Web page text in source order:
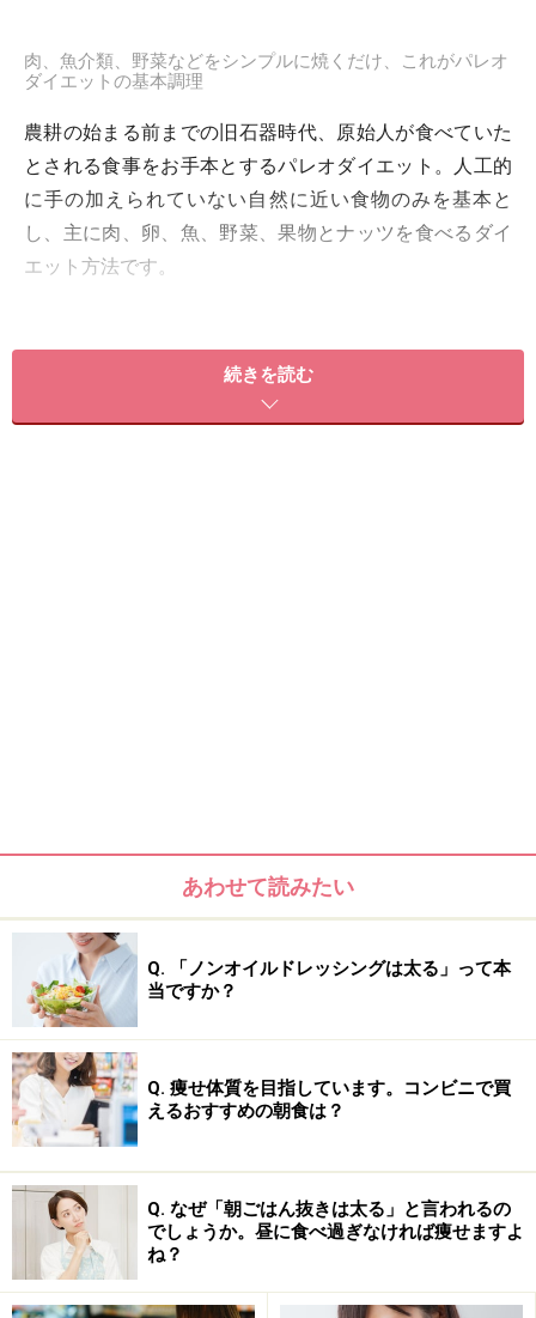
肉、魚介類、野菜などをシンプルに焼くだけ、これがパレオ
ダイエットの基本調理
農耕の始まる前までの旧石器時代、原始人が食べていた
とされる食事をお手本とするパレオダイエット。人工的
に手の加えられていない自然に近い食物のみを基本と
し、主に肉、卵、魚、野菜、果物とナッツを食べるダイ
エット方法です。
体脂肪を減少させる効果や、血糖値の
急激な上昇を抑えるなど、代謝の良い体をつくるのに効
参考記事：パレオダイエットとは
10分で完成！パレオダイエットメニュー
Simple is the Bestという言葉があるように、食事でも素
材の味を楽しむにはシンプルな味付けが一番。今回はパ
レオダイエットのレシピから選りすぐりの、フライパン
一つだけでできる簡単レシピをご紹介いたします。どの
続きを読む
あわせて読みたい
Q. 「ノンオイルドレッシングは太る」って本
当ですか？
Q. 痩せ体質を目指しています。コンビニで買
えるおすすめの朝食は？
Q. なぜ「朝ごはん抜きは太る」と言われるの
でしょうか。昼に食べ過ぎなければ痩せますよ
ね？